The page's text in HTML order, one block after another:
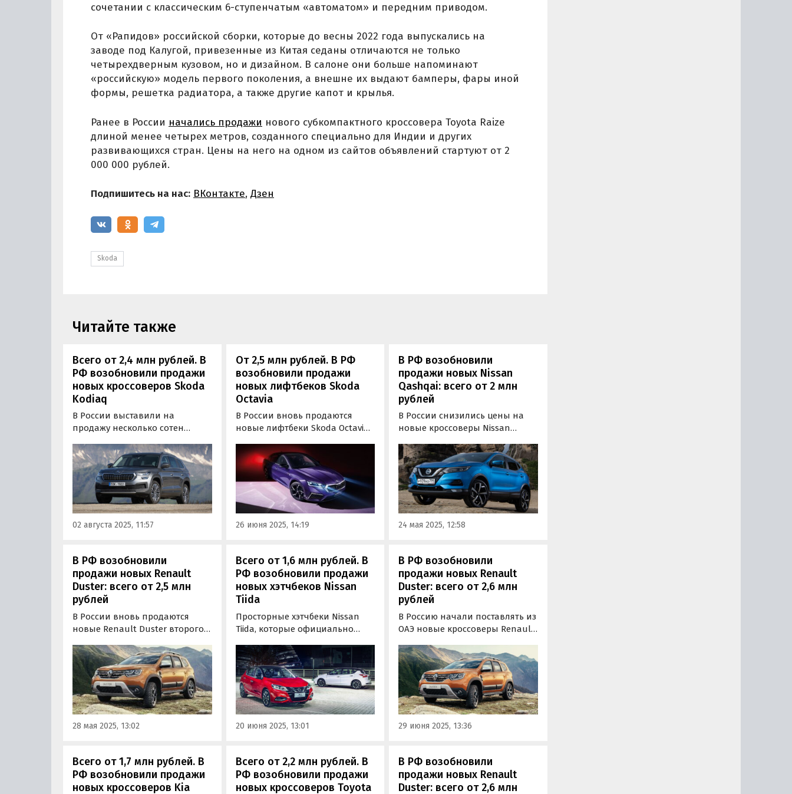
сочетании с классическим 6-ступенчатым «автоматом» и передним приводом.
От «Рапидов» российской сборки, которые до весны 2022 года выпускались на
заводе под Калугой, привезенные из Китая седаны отличаются не только
четырехдверным кузовом, но и дизайном. В салоне они больше напоминают
«российскую» модель первого поколения, а внешне их выдают бамперы, фары иной
формы, решетка радиатора, а также другие капот и крылья.
Ранее в России начались продажи нового субкомпактного кроссовера Toyota Raize
длиной менее четырех метров, созданного специально для Индии и других
развивающихся стран. Цены на него на одном из сайтов объявлений стартуют от 2
000 000 рублей.
Подпишитесь на нас: ВКонтакте, Дзен
Skoda
Читайте также
Всего от 2,4 млн рублей. В
РФ возобновили продажи
новых кроссоверов Skoda
Kodiaq
В России выставили на
продажу несколько сотен
только привезут или уже
привезли в нашу страну по
параллельному импорту. Они
доступны из наличия и под
заказ, а самый дешевый из них
оценен минимум в 2 380 000
рублей…
02 августа 2025, 11:57
От 2,5 млн рублей. В РФ
возобновили продажи
новых лифтбеков Skoda
Octavia
В России вновь продаются
новые лифтбеки Skoda Octavia.
Octavia Pro со спортивным
дизайном, которые
производятся в Китае и стоят
на одном из сайтов
объявлений минимум 2 490 000
рублей, сообщают
«Автоновости дня».
26 июня 2025, 14:19
В РФ возобновили
продажи новых Nissan
Qashqai: всего от 2 млн
рублей
В России снизились цены на
новые кроссоверы Nissan
которые до весны 2022 года
выпускались на российском
заводе Nissan в Санкт-
Петербурге.
24 мая 2025, 12:58
В РФ возобновили
продажи новых Renault
Duster: всего от 2,5 млн
рублей
В России вновь продаются
новые Renault Duster второго
2022 года выпускались в
Москве. Цены на них на одном
из сайтов бесплатных
объявлений сейчас стартуют от
2 490 000 рублей, сообщают
«Автоновости дня».
28 мая 2025, 13:02
Всего от 1,6 млн рублей. В
РФ возобновили продажи
новых хэтчбеков Nissan
Tiida
Просторные хэтчбеки Nissan
Tiida, которые официально
года, теперь штучно
поставляются к нам по
параллельному импорту из
Китая.
20 июня 2025, 13:01
В РФ возобновили
продажи новых Renault
Duster: всего от 2,6 млн
рублей
В Россию начали поставлять из
ОАЭ новые кроссоверы Renault
выпущенные специально для
стран Ближнего Востока. Цены
на них на одном из сайтов
объявлений стартуют от 2,6 млн
рублей, сообщают
«Автоновости дня».
29 июня 2025, 13:36
Всего от 1,7 млн рублей. В
РФ возобновили продажи
новых кроссоверов Kia
Всего от 2,2 млн рублей. В
РФ возобновили продажи
новых кроссоверов Toyota
В РФ возобновили
продажи новых Renault
Duster: всего от 2,6 млн